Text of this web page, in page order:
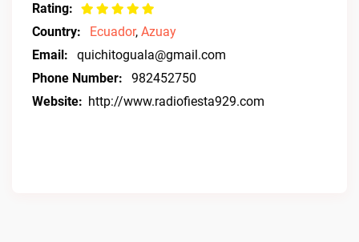
Rating:
Country:
Ecuador, Azuay
Email:
quichitoguala@gmail.com
Phone Number:
982452750
Website: http://www.radiofiesta929.com